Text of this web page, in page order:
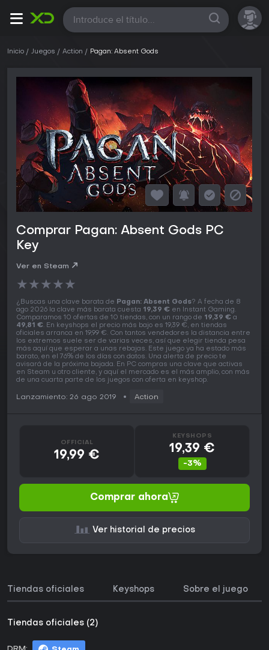
Todas
Inicio Juegos Action Pagan: Absent Gods
Comprar Pagan: Absent Gods PC
Key
Ver en Steam
★★★★★
¿Buscas una clave barata de Pagan: Absent Gods? A fecha de 8
ago 2026 la clave más barata cuesta 19,39 € en Instant Gaming.
Comparamos 10 ofertas de 10 tiendas, con un rango de 19,39 € a
49,81 €. En keyshops el precio más bajo es 19,39 €, en tiendas
oficiales arranca en 19,99 €. Con tantos vendedores la distancia entre
los extremos suele ser de varias veces, así que elegir tienda pesa
más aquí que esperar a unas rebajas. Este juego ya ha estado más
barato, en el 76% de los días con datos. Una alerta de precio te
avisará de la próxima bajada. En PC compras una clave que activas
en Steam u otro cliente, y aquí el mercado es el más amplio, con más
de una cuarta parte de los juegos con oferta en keyshop.
Lanzamiento: 26 ago 2019 Action
OFFICIAL
19,99 €
KEYSHOPS
19,39 €
-3%
Comprar ahora
Ver historial de precios
Tiendas oficiales Keyshops Sobre el juego
Tiendas oficiales (2)